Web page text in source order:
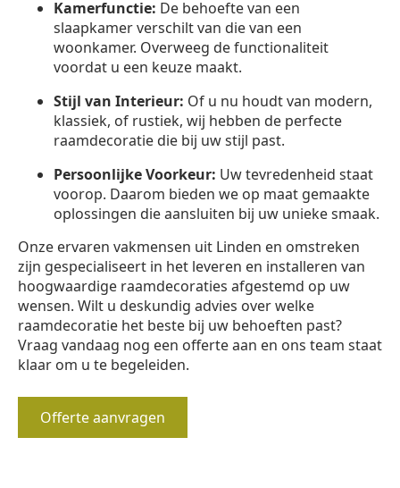
Kamerfunctie: De behoefte van een
slaapkamer verschilt van die van een
woonkamer. Overweeg de functionaliteit
voordat u een keuze maakt.
Stijl van Interieur: Of u nu houdt van modern,
klassiek, of rustiek, wij hebben de perfecte
raamdecoratie die bij uw stijl past.
Persoonlijke Voorkeur: Uw tevredenheid staat
voorop. Daarom bieden we op maat gemaakte
oplossingen die aansluiten bij uw unieke smaak.
Onze ervaren vakmensen uit Linden en omstreken
zijn gespecialiseert in het leveren en installeren van
hoogwaardige raamdecoraties afgestemd op uw
wensen. Wilt u deskundig advies over welke
raamdecoratie het beste bij uw behoeften past?
Vraag vandaag nog een offerte aan en ons team staat
klaar om u te begeleiden.
Offerte aanvragen